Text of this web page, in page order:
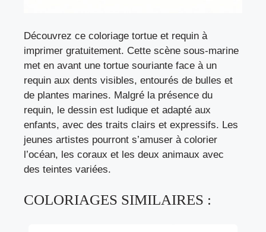
Découvrez ce coloriage tortue et requin à
imprimer gratuitement. Cette scène sous-marine
met en avant une tortue souriante face à un
requin aux dents visibles, entourés de bulles et
de plantes marines. Malgré la présence du
requin, le dessin est ludique et adapté aux
enfants, avec des traits clairs et expressifs. Les
jeunes artistes pourront s’amuser à colorier
l’océan, les coraux et les deux animaux avec
des teintes variées.
COLORIAGES SIMILAIRES :